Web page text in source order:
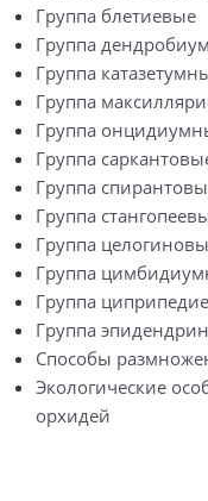
Группа блетиевые
Группа
Группа
Группа
Группа
Группа
Группа
Группа
Группа
Группа
Группа
Группа
Способы
Экологические
орхидей